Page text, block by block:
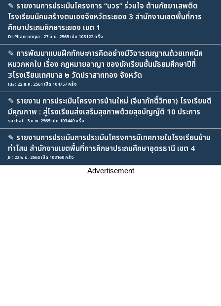
✎ รายงานการประเมินโครงการ “บวร” ร่วมใจ ต้านภัยยาเสพติด
โรงเรียนนิคมสร้างตนเองจังหวัดระยอง 3 สำนักงานเขตพื้นที่การ
ศึกษาประถมศึกษาระยอง เขต 1
Dr.Phaorampa : 27 มิ.ย. 2565 เปิด 103122 ครั้ง
✎ การพัฒนาแบบฝึกทักษะการคิดอย่างมีวิจารณญาณด้วยเทคนิค
หมวกหกใบ เรื่อง กฎหมายอาญา ของนักเรียนชั้นมัธยมศึกษาปีที่
3โรงเรียนเทศบาล ๒ วัดปราสาททอง จังหวัด
เนะ : 22 ส.ค. 2561 เปิด 104757 ครั้ง
✎ รายงาน การประเมินโครงการบ้านใหม่ (จีนาภักดิ์วิทยา) โรงเรียนดี
มีคุณภาพ : สู่โรงเรียนส่งเสริมสุขภาพด้วยสุขบัญญัติ 10 ประการ
suchat : 3 ก.พ. 2565 เปิด 103449 ครั้ง
✎ รายงานการประเมินการประเมินโครงการนิเทศภายในโรงเรียนบ้าน
ท่าโสม สำนักงานเขตพื้นที่การศึกษาประถมศึกษาอุดรธานี เขต 4
ฺB : 22 พ.ย. 2565 เปิด 103160 ครั้ง
Advertisement